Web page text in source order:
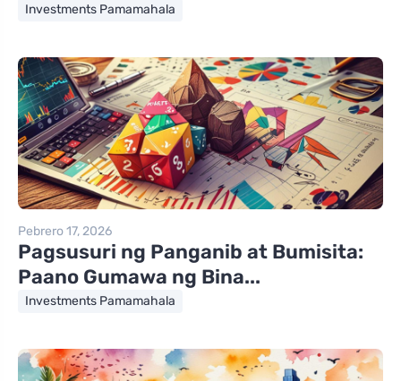
Investments Pamamahala
Pebrero 17, 2026
Pagsusuri ng Panganib at Bumisita:
Paano Gumawa ng Bina...
Investments Pamamahala